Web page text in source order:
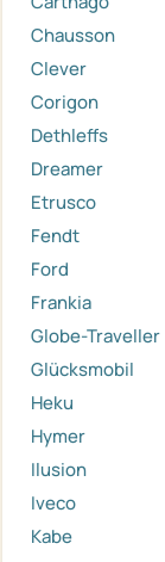
Chausson
Clever
Corigon
Dethleffs
Dreamer
Etrusco
Fendt
Ford
Frankia
Globe-Traveller
Glücksmobil
Heku
Hymer
Ilusion
Iveco
Kabe